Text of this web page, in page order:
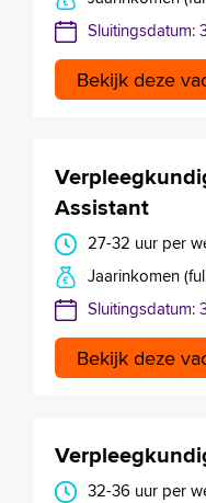
Sluitingsdatum:
Bekijk deze
Assistant
27-32 uur per
Jaarinkomen
Sluitingsdatum:
Bekijk deze
32-36 uur per